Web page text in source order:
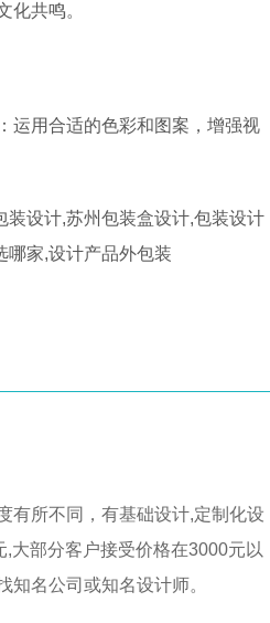
化共鸣。
运用合适的色彩和图案，增强视
装设计,苏州包装盒设计,包装设计
哪家,设计产品外包装
有所不同，有基础设计,定制化设
大部分客户接受价格在3000元以
名公司或知名设计师。